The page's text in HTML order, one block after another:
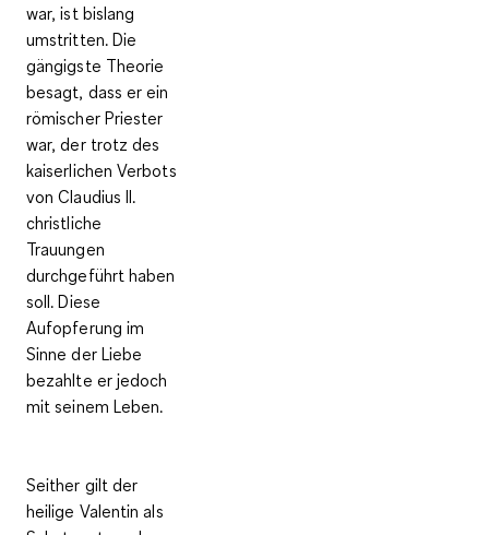
war, ist bislang
umstritten. Die
gängigste Theorie
besagt, dass er ein
römischer Priester
war, der trotz des
kaiserlichen Verbots
von Claudius II.
christliche
Trauungen
durchgeführt haben
soll. Diese
Aufopferung im
Sinne der Liebe
bezahlte er jedoch
mit seinem Leben.
Seither gilt der
heilige Valentin als